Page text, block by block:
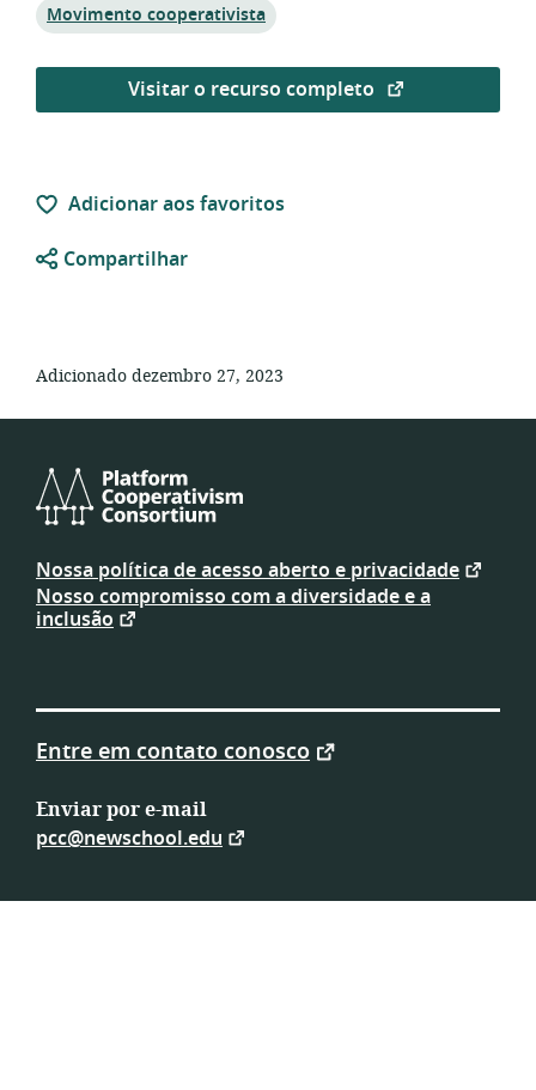
Tópico:
Movimento cooperativista
Visitar o recurso completo
Adicionar aos favoritos
Compartilhar
Adicionado dezembro 27, 2023
Platform
Cooperativism
Consortium
Nossa política de acesso aberto e privacidade
Nosso compromisso com a diversidade e a
inclusão
Entre em contato conosco
Enviar por e-mail
pcc@newschool.edu